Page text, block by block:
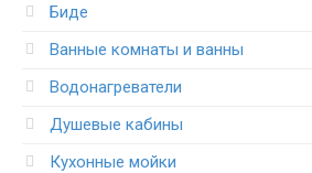
Биде
Ванные комнаты и ванны
Водонагреватели
Душевые кабины
Кухонные мойки